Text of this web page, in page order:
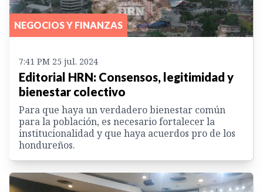
NEGOCIOS Y FINANZAS
7:41 PM 25 jul. 2024
Editorial HRN: Consensos, legitimidad y
bienestar colectivo
Para que haya un verdadero bienestar común
para la población, es necesario fortalecer la
institucionalidad y que haya acuerdos pro de los
hondureños.